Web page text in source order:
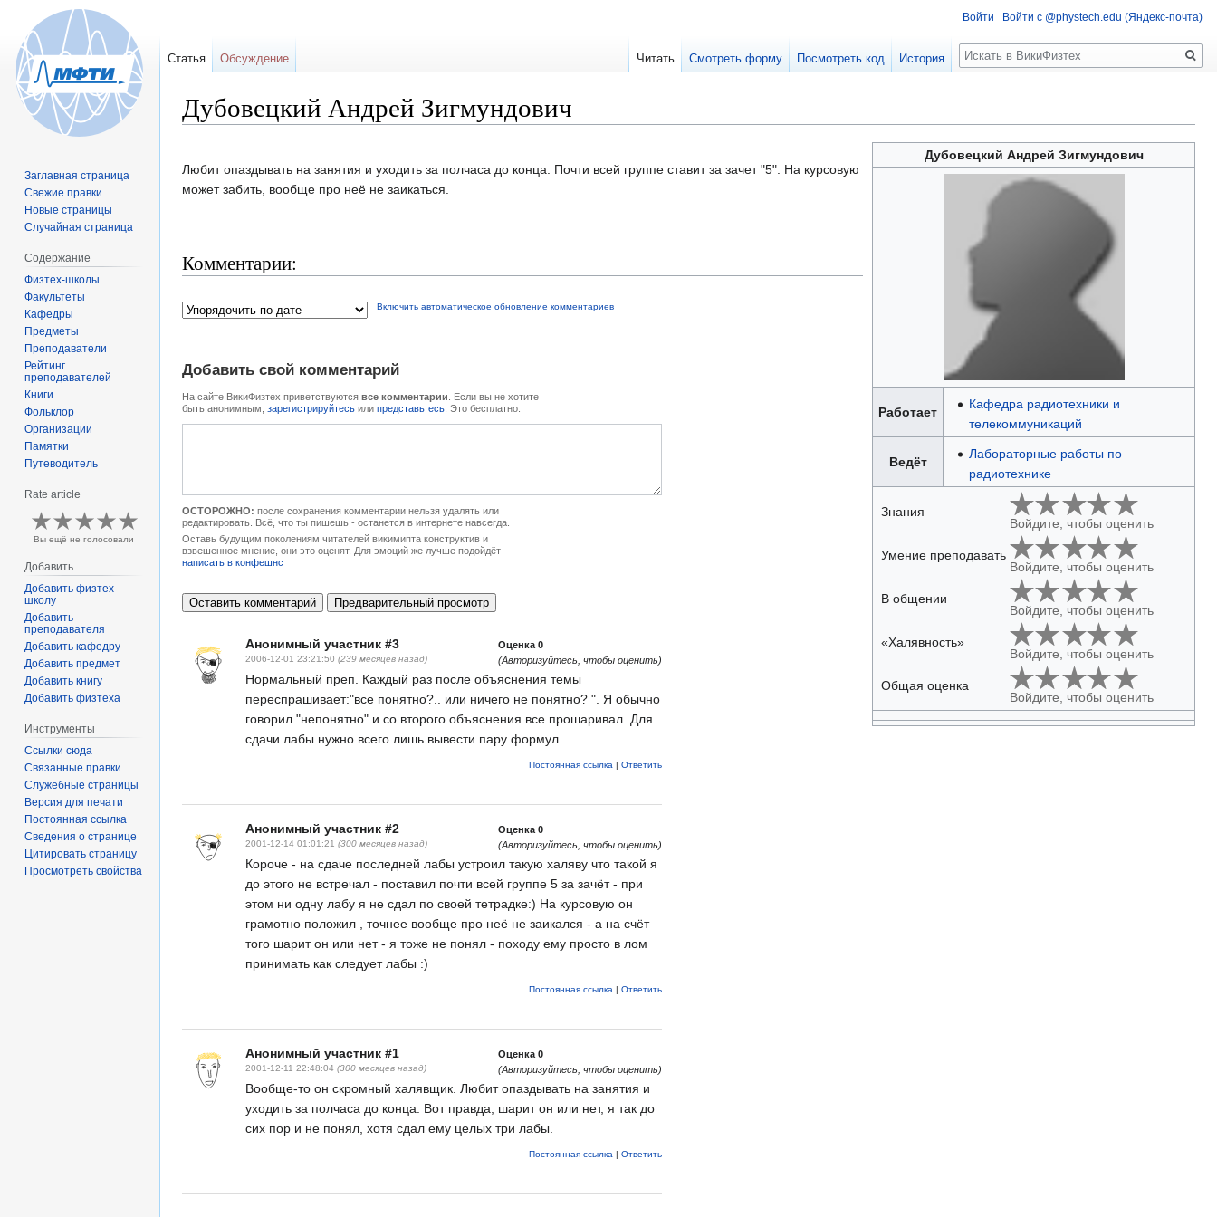
Дубовецкий Андрей Зигмундович
Перейти
Перейти
Дубовецкий Андрей Зигмундович
Работает
Кафедра радиотехники и
телекоммуникаций
Ведёт
Лабораторные работы по
радиотехнике
Знания
Войдите, чтобы оценить
Умение преподавать
Войдите, чтобы оценить
В общении
Войдите, чтобы оценить
«Халявность»
Войдите, чтобы оценить
Общая оценка
Войдите, чтобы оценить
Любит опаздывать на занятия и уходить за полчаса до конца. Почти всей группе ставит за зачет "5". На курсовую
может забить, вообще про неё не заикаться.
Комментарии:
Включить автоматическое обновление комментариев
Добавить свой комментарий
На сайте ВикиФизтех приветствуются все комментарии . Если вы не хотите
быть анонимным, зарегистрируйтесь или представьтесь . Это бесплатно.
ОСТОРОЖНО: после сохранения комментарии нельзя удалять или
редактировать. Всё, что ты пишешь - останется в интернете навсегда.
Оставь будущим поколениям читателей викимипта конструктив и
взвешенное мнение, они это оценят. Для эмоций же лучше подойдёт
написать в конфешнс
Анонимный участник #3
2006-12-01 23:21:50 (239 месяцев назад)
Оценка 0
(Авторизуйтесь, чтобы оценить)
Нормальный преп. Каждый раз после объяснения темы
переспрашивает:"все понятно?.. или ничего не понятно? ". Я обычно
говорил "непонятно" и со второго объяснения все прошаривал. Для
сдачи лабы нужно всего лишь вывести пару формул.
Постоянная ссылка | Ответить
Анонимный участник #2
2001-12-14 01:01:21 (300 месяцев назад)
Оценка 0
(Авторизуйтесь, чтобы оценить)
Короче - на сдаче последней лабы устроил такую халяву что такой я
до этого не встречал - поставил почти всей группе 5 за зачёт - при
этом ни одну лабу я не сдал по своей тетрадке:) На курсовую он
грамотно положил , точнее вообще про неё не заикался - а на счёт
того шарит он или нет - я тоже не понял - походу ему просто в лом
принимать как следует лабы :)
Постоянная ссылка | Ответить
Анонимный участник #1
2001-12-11 22:48:04 (300 месяцев назад)
Оценка 0
(Авторизуйтесь, чтобы оценить)
Вообще-то он скромный халявщик. Любит опаздывать на занятия и
уходить за полчаса до конца. Вот правда, шарит он или нет, я так до
сих пор и не понял, хотя сдал ему целых три лабы.
Постоянная ссылка | Ответить
Войти Войти с @phystech.edu (Яндекс-почта)
Статья Обсуждение Читать Смотреть форму Посмотреть код История
Поиск
Заглавная страница
Свежие правки
Новые страницы
Случайная страница
Содержание
Физтех-школы
Факультеты
Кафедры
Предметы
Преподаватели
Рейтинг
преподавателей
Книги
Фольклор
Организации
Памятки
Путеводитель
Rate article
Вы ещё не голосовали
Добавить...
Добавить физтех-
школу
Добавить
преподавателя
Добавить кафедру
Добавить предмет
Добавить книгу
Добавить физтеха
Инструменты
Ссылки сюда
Связанные правки
Служебные страницы
Версия для печати
Постоянная ссылка
Сведения о странице
Цитировать страницу
Просмотреть свойства